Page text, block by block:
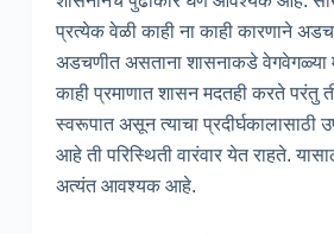
प्रत्येक वेळी काही ना काही कारणाने
अडचणीत असताना शासनाकडे वेगवेगळ्या
काही प्रमाणात शासन मदतही करते परंतु
स्वरूपात असून त्याचा प्रदीर्घकालासाठी
आहे ती परिस्थिती वारंवार येत राहते.
अत्यंत आवश्यक आहे.